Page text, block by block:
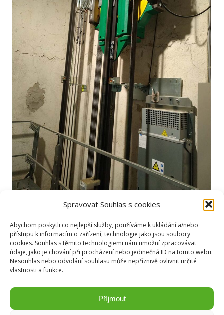
Spravovat Souhlas s cookies
Abychom poskytli co nejlepší služby, používáme k ukládání a/nebo
přístupu k informacím o zařízení, technologie jako jsou soubory
cookies. Souhlas s těmito technologiemi nám umožní zpracovávat
údaje, jako je chování při procházení nebo jedinečná ID na tomto webu.
Nesouhlas nebo odvolání souhlasu může nepříznivě ovlivnit určité
vlastnosti a funkce.
Příjmout
Články Inspekce OdLadislav Weiron 2. 5. 2023
Provádíme povinné inspekční prohlídky a odborné
zkoušky výtahů. Zajistěte spolehlivý, bezpečný a
bezproblémový provoz vašeho zařízení.